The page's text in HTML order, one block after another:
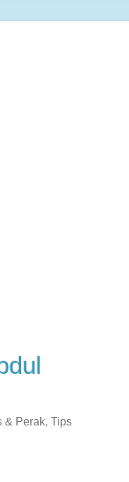
& Perak, Tips